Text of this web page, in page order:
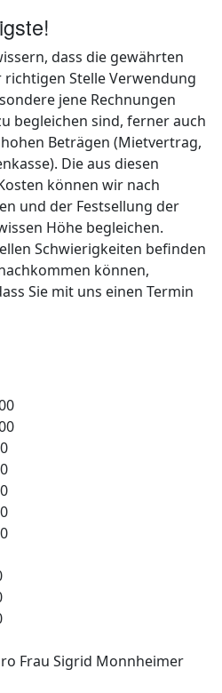
dass die gewährten
Stelle Verwendung
jene Rechnungen
begleichen sind, ferner auch
Beträgen (Mietvertrag,
Die aus diesen
können wir nach
und der Festsellung der
Höhe begleichen.
Schwierigkeiten befinden
können,
Sie mit uns einen Termin
Frau Sigrid Monnheimer